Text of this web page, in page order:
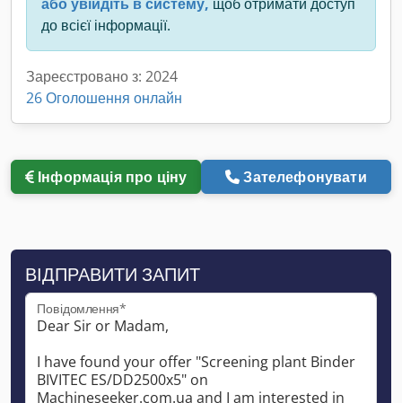
до всієї інформації.
Зареєстровано з: 2024
26 Оголошення онлайн
Інформація про ціну Зателефонувати
ВІДПРАВИТИ ЗАПИТ
Повідомлення*